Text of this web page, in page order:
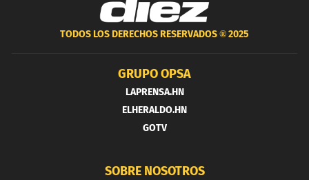
TODOS LOS DERECHOS RESERVADOS ®2025
GRUPO OPSA
LAPRENSA.HN
ELHERALDO.HN
GOTV
SOBRE NOSOTROS